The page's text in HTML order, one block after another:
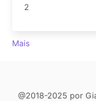
2
Mais
@2018-2025 por